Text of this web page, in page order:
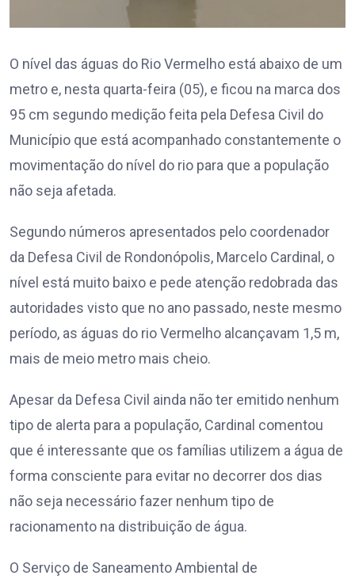
O nível das águas do Rio Vermelho está abaixo de um
metro e, nesta quarta-feira (05), e ficou na marca dos
95 cm segundo medição feita pela Defesa Civil do
Município que está acompanhado constantemente o
movimentação do nível do rio para que a população
não seja afetada.
Segundo números apresentados pelo coordenador
da Defesa Civil de Rondonópolis, Marcelo Cardinal, o
nível está muito baixo e pede atenção redobrada das
autoridades visto que no ano passado, neste mesmo
período, as águas do rio Vermelho alcançavam 1,5 m,
mais de meio metro mais cheio.
Apesar da Defesa Civil ainda não ter emitido nenhum
tipo de alerta para a população, Cardinal comentou
que é interessante que os famílias utilizem a água de
forma consciente para evitar no decorrer dos dias
não seja necessário fazer nenhum tipo de
racionamento na distribuição de água.
O Serviço de Saneamento Ambiental de